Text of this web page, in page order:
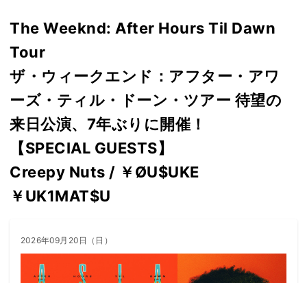
The Weeknd: After Hours Til Dawn
Tour
ザ・ウィークエンド：アフター・アワ
ーズ・ティル・ドーン・ツアー 待望の
来日公演、7年ぶりに開催！
【SPECIAL GUESTS】
Creepy Nuts / ￥ØU$UKE
￥UK1MAT$U
2026年09月20日（日）